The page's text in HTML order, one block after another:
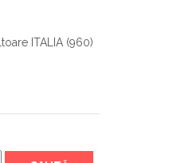
ITALIA (960)